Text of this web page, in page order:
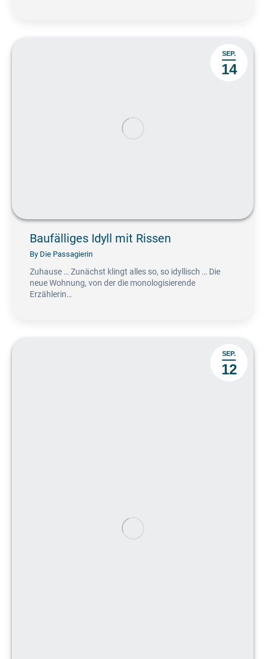
SEP.
14
Baufälliges Idyll mit Rissen
By Die Passagierin
Zuhause … Zunächst klingt alles so, so idyllisch … Die
neue Wohnung, von der die monologisierende
Erzählerin…
SEP.
12